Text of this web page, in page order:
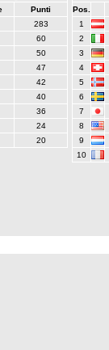
Punti
283
60
50
47
42
40
36
24
20
Pos.
1
2
3
4
5
6
7
8
9
10